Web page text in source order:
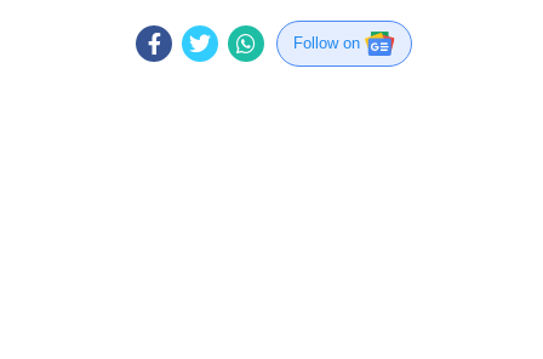
Follow on